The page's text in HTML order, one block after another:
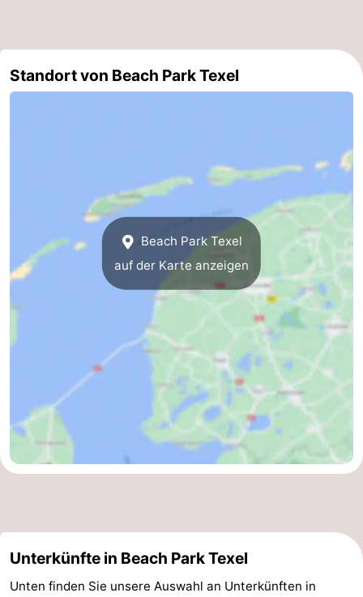
Standort von Beach Park Texel
Beach Park Texel
auf der Karte anzeigen
Unterkünfte in Beach Park Texel
Unten finden Sie unsere Auswahl an Unterkünften in